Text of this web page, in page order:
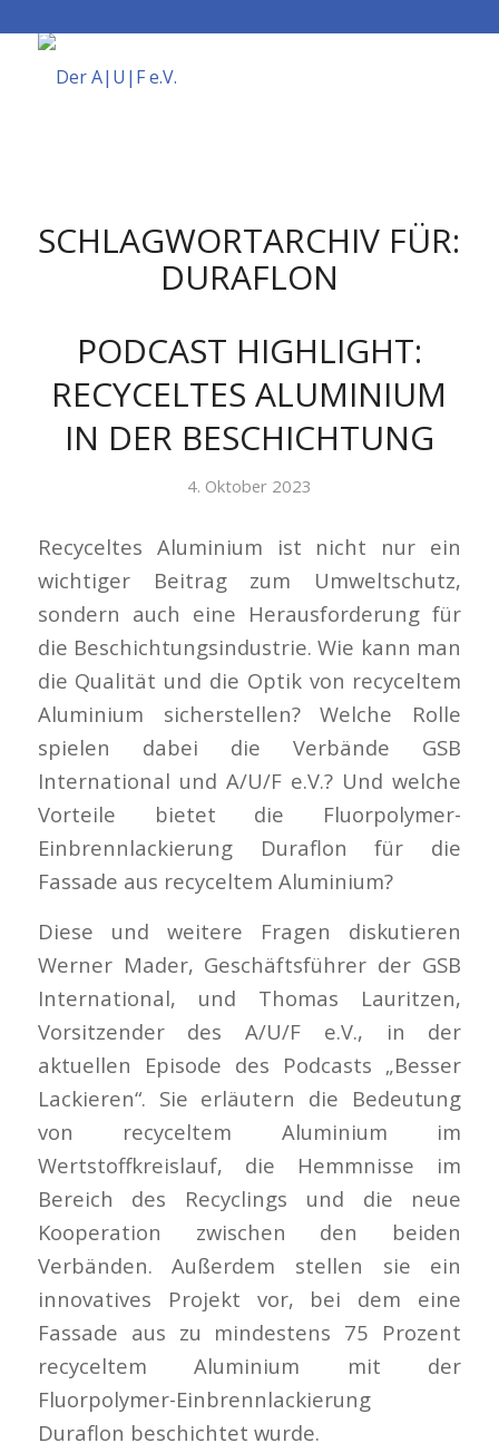
SCHLAGWORTARCHIV FÜR:
DURAFLON
PODCAST HIGHLIGHT:
RECYCELTES ALUMINIUM
IN DER BESCHICHTUNG
4. Oktober 2023
Recyceltes Aluminium ist nicht nur ein
wichtiger Beitrag zum Umweltschutz,
sondern auch eine Herausforderung für
die Beschichtungsindustrie. Wie kann man
die Qualität und die Optik von recyceltem
Aluminium sicherstellen? Welche Rolle
spielen dabei die Verbände GSB
International und A/U/F e.V.? Und welche
Vorteile bietet die Fluorpolymer-
Einbrennlackierung Duraflon für die
Fassade aus recyceltem Aluminium?
Diese und weitere Fragen diskutieren
Werner Mader, Geschäftsführer der GSB
International, und Thomas Lauritzen,
Vorsitzender des A/U/F e.V., in der
aktuellen Episode des Podcasts „Besser
Lackieren“. Sie erläutern die Bedeutung
von recyceltem Aluminium im
Wertstoffkreislauf, die Hemmnisse im
Bereich des Recyclings und die neue
Kooperation zwischen den beiden
Verbänden. Außerdem stellen sie ein
innovatives Projekt vor, bei dem eine
Fassade aus zu mindestens 75 Prozent
recyceltem Aluminium mit der
Fluorpolymer-Einbrennlackierung
Duraflon beschichtet wurde.